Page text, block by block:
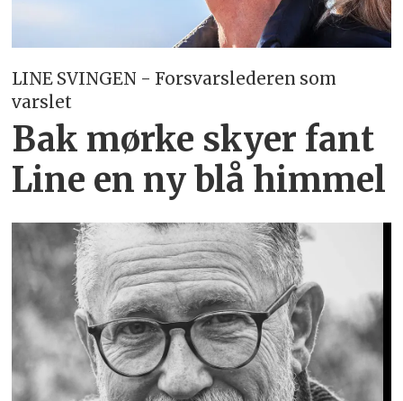
LINE SVINGEN - Forsvarslederen som
varslet
Bak mørke skyer fant
Line en ny blå himmel